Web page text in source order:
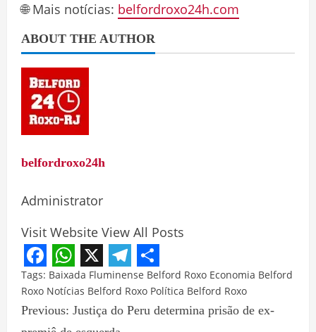
🌐 Mais notícias: belfordroxo24h.com
ABOUT THE AUTHOR
belfordroxo24h
Administrator
Visit Website View All Posts
Facebook
WhatsApp
X Telegram
Share
Tags: Baixada Fluminense Belford Roxo Economia Belford
Roxo Notícias Belford Roxo Política Belford Roxo
Previous: Justiça do Peru determina prisão de ex-